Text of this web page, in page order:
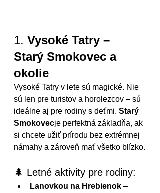
1. Vysoké Tatry –
Starý Smokovec a
okolie
Vysoké Tatry v lete sú magické. Nie
sú len pre turistov a horolezcov – sú
ideálne aj pre rodiny s deťmi. Starý
Smokovecje perfektná základňa, ak
si chcete užiť prírodu bez extrémnej
námahy a zároveň mať všetko blízko.
🌲 Letné aktivity pre rodiny:
Lanovkou na Hrebienok –